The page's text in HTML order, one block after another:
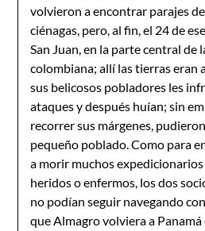
volvieron a encontrar parajes
ciénagas, pero, al fin, el 24 de
San Juan, en la parte central de
colombiana; allí las tierras eran
sus belicosos pobladores les
ataques y después huían; sin
recorrer sus márgenes,
pequeño poblado. Como para
a morir muchos
heridos o enfermos, los dos
no podían seguir navegando
que Almagro volviera a